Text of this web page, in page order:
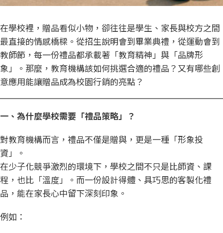
在學校裡，贈品看似小物，卻往往是學生、家長與校方之間
最直接的情感橋樑。從招生說明會到畢業典禮，從運動會到
教師節，每一份禮品都承載著「教育精神」與「品牌形
象」。那麼，教育機構該如何挑選合適的禮品？又有哪些創
意應用能讓贈品成為校園行銷的亮點？
一、為什麼學校需要「禮品策略」？
對教育機構而言，禮品不僅是贈與，更是一種「形象投
資」。
在少子化競爭激烈的環境下，學校之間不只是比師資、課
程，也比「溫度」。而一份設計得體、具巧思的客製化禮
品，能在家長心中留下深刻印象。
例如：